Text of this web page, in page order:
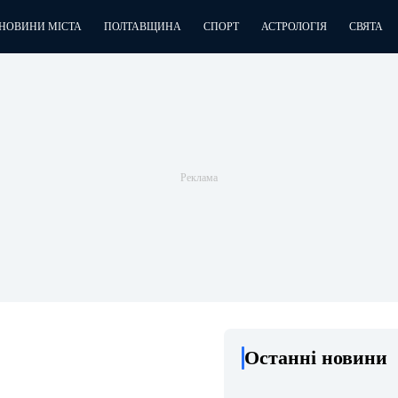
МІСТА ПОЛТАВЩИНА СПОРТ АСТРОЛОГІЯ СВЯТА
Останні новини